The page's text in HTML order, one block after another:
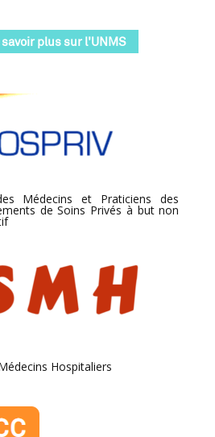
savoir plus sur l'UNMS
Médecins et Praticiens des
de Soins Privés à but non
Hospitaliers